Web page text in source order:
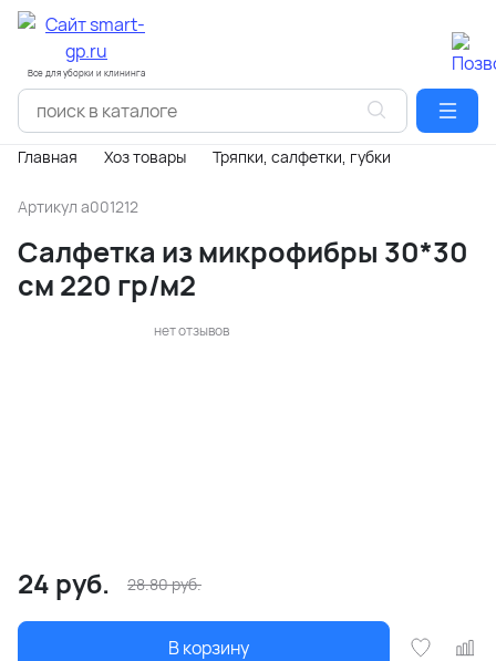
Все для уборки и клининга
Главная Хоз товары Тряпки, салфетки, губки
Артикул a001212
Салфетка из микрофибры 30*30
см 220 гр/м2
нет отзывов
24 руб. 28.80руб.
В корзину